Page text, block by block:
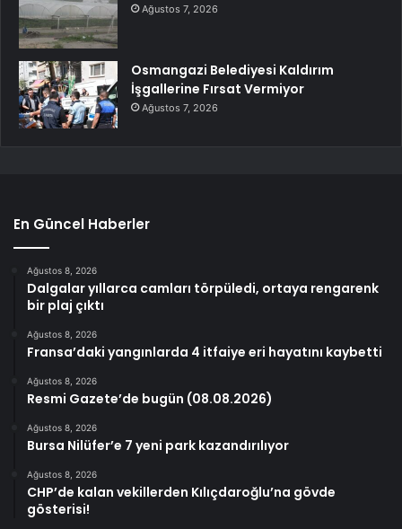
Ağustos 7, 2026
Osmangazi Belediyesi Kaldırım
İşgallerine Fırsat Vermiyor
Ağustos 7, 2026
En Güncel Haberler
Ağustos 8, 2026
Dalgalar yıllarca camları törpüledi, ortaya rengarenk
bir plaj çıktı
Ağustos 8, 2026
Fransa’daki yangınlarda 4 itfaiye eri hayatını kaybetti
Ağustos 8, 2026
Resmi Gazete’de bugün (08.08.2026)
Ağustos 8, 2026
Bursa Nilüfer’e 7 yeni park kazandırılıyor
Ağustos 8, 2026
CHP’de kalan vekillerden Kılıçdaroğlu’na gövde
gösterisi!